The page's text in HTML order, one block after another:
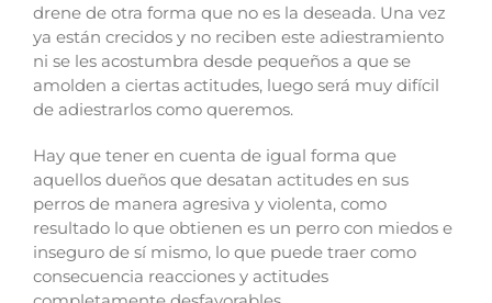
drene de otra forma que no es la deseada. Una vez
ya están crecidos y no reciben este adiestramiento
ni se les acostumbra desde pequeños a que se
amolden a ciertas actitudes, luego será muy difícil
de adiestrarlos como queremos.
Hay que tener en cuenta de igual forma que
aquellos dueños que desatan actitudes en sus
perros de manera agresiva y violenta, como
resultado lo que obtienen es un perro con miedos e
inseguro de sí mismo, lo que puede traer como
consecuencia reacciones y actitudes